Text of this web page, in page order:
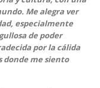
Me alegra ver
especialmente
de poder
por la cálida
donde me siento